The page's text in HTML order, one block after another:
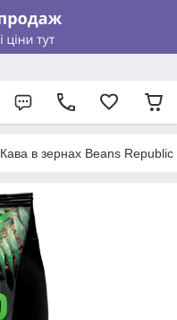
Кава в зернах Beans